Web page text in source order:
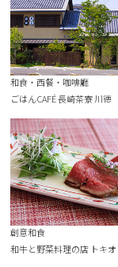
和食・西餐・咖啡廳
ごはんCAFÉ 長崎茶寮 川德
創意和食
和牛と野菜料理の店 トキオ